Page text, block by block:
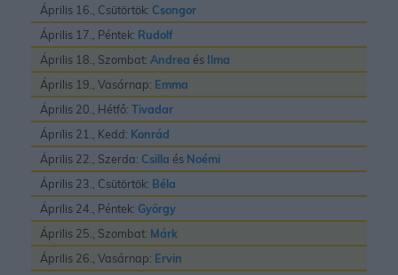
Április 16., Csütörtök: Csongor
Április 17., Péntek: Rudolf
Április 18., Szombat: Andrea és Ilma
Április 19., Vasárnap: Emma
Április 20., Hétfő: Tivadar
Április 21., Kedd: Konrád
Április 22., Szerda: Csilla és Noémi
Április 23., Csütörtök: Béla
Április 24., Péntek: György
Április 25., Szombat: Márk
Április 26., Vasárnap: Ervin